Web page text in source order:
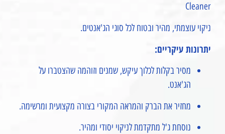
Cleaner
ניקוי עוצמתי, מהיר ובטוח לכל סוגי הג'אנטים.
יתרונות עיקריים:
מסיר בקלות לכלוך עיקש, שמנים וזוהמה שהצטברו על
הג'אנט.
מחזיר את הברק והמראה המקורי בצורה מקצועית ומרשימה.
נוסחת ג'ל מתקדמת לניקוי יסודי ומהיר.